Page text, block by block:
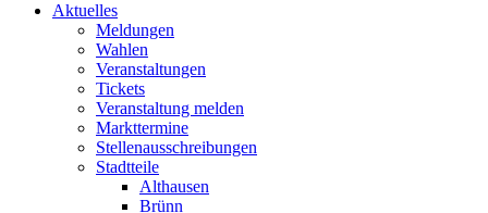
Aktuelles
Meldungen
Wahlen
Veranstaltungen
Tickets
Veranstaltung melden
Markttermine
Stellenausschreibungen
Stadtteile
Althausen
Brünn